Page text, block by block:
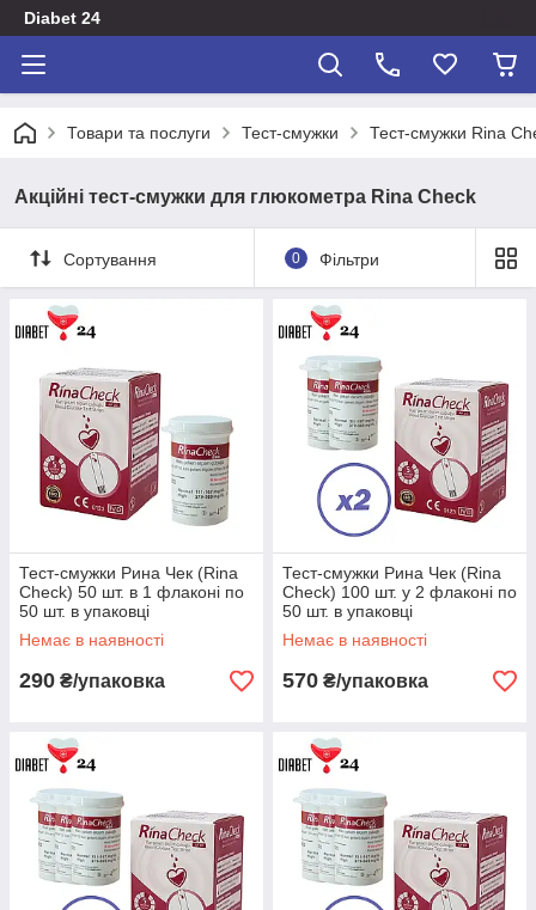
Diabet 24
Товари та послуги Тест-смужки Тест-смужки Rina
Акційні тест-смужки для глюкометра Rina Check
Сортування 0 Фільтри
Тест-смужки Рина Чек (Rina
Check) 50 шт. в 1 флаконі по
50 шт. в упаковці
Немає в наявності
290 ₴/упаковка
Тест-смужки Рина Чек (Rina
Check) 100 шт. у 2 флаконі по
50 шт. в упаковці
Немає в наявності
570 ₴/упаковка